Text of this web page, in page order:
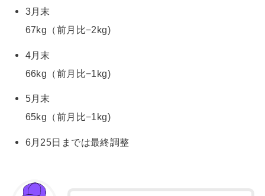
3月末
67kg（前月比−2kg)
4月末
66kg（前月比−1kg)
5月末
65kg（前月比−1kg)
6月25日までは最終調整